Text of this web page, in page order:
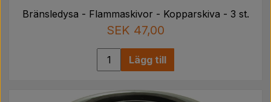
Bränsledysa - Flammaskivor - Kopparskiva - 3 st.
SEK 47,00
Lägg till